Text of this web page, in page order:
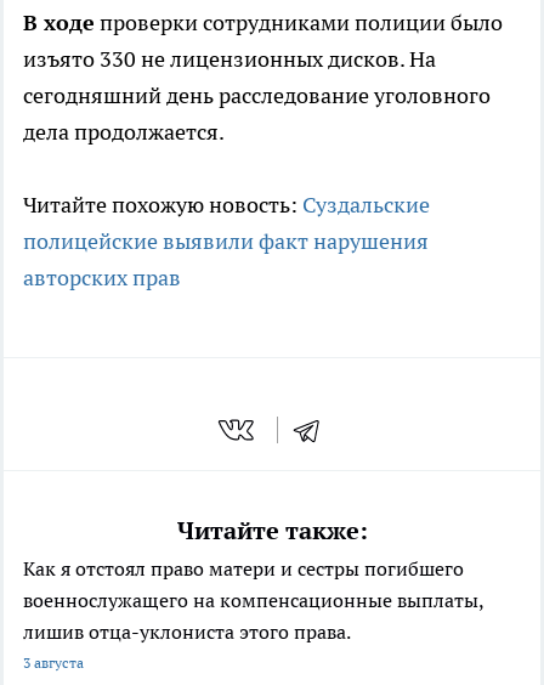
В ходе проверки сотрудниками полиции было
изъято 330 не лицензионных дисков. На
сегодняшний день расследование уголовного
дела продолжается.
Читайте похожую новость: Суздальские
полицейские выявили факт нарушения
авторских прав
Читайте также:
Как я отстоял право матери и сестры погибшего
военнослужащего на компенсационные выплаты,
лишив отца-уклониста этого права.
3 августа